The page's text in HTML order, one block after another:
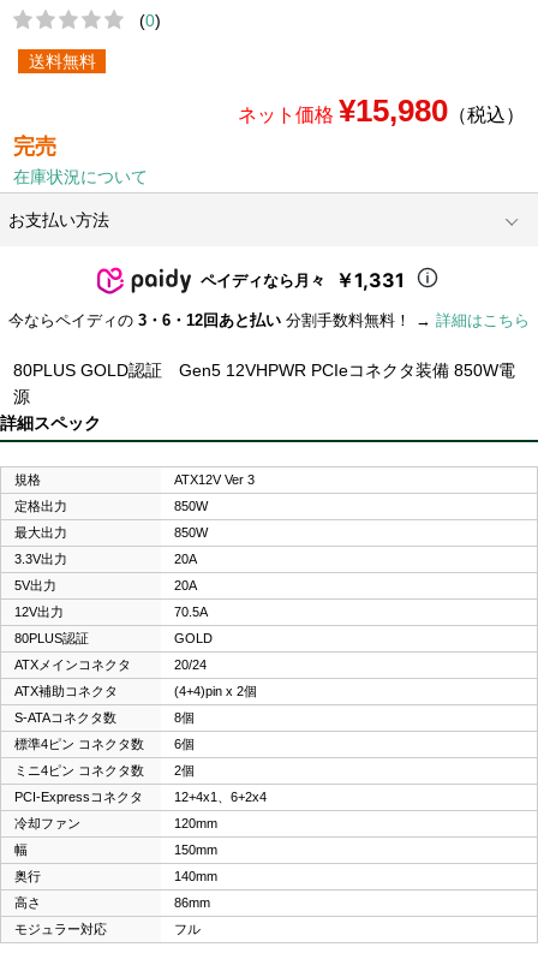
(0)
送料無料
ネット価格 ¥15,980（税込）
完売
在庫状況について
お支払い方法
ペイディなら月々 ￥1,331
今ならペイディの 3・6・12回あと払い 分割手数料無料！ → 詳細はこちら
80PLUS GOLD認証 Gen5 12VHPWR PCIeコネクタ装備 850W電
源
詳細スペック
規格
ATX12V Ver 3
定格出力
850W
最大出力
850W
3.3V出力
20A
5V出力
20A
12V出力
70.5A
80PLUS認証
GOLD
ATXメインコネクタ
20/24
ATX補助コネクタ
(4+4)pin x 2個
S-ATAコネクタ数
8個
標準4ピン コネクタ数
6個
ミニ4ピン コネクタ数
2個
PCI-Expressコネクタ
12+4x1、6+2x4
冷却ファン
120mm
幅
150mm
奥行
140mm
高さ
86mm
モジュラー対応
フル